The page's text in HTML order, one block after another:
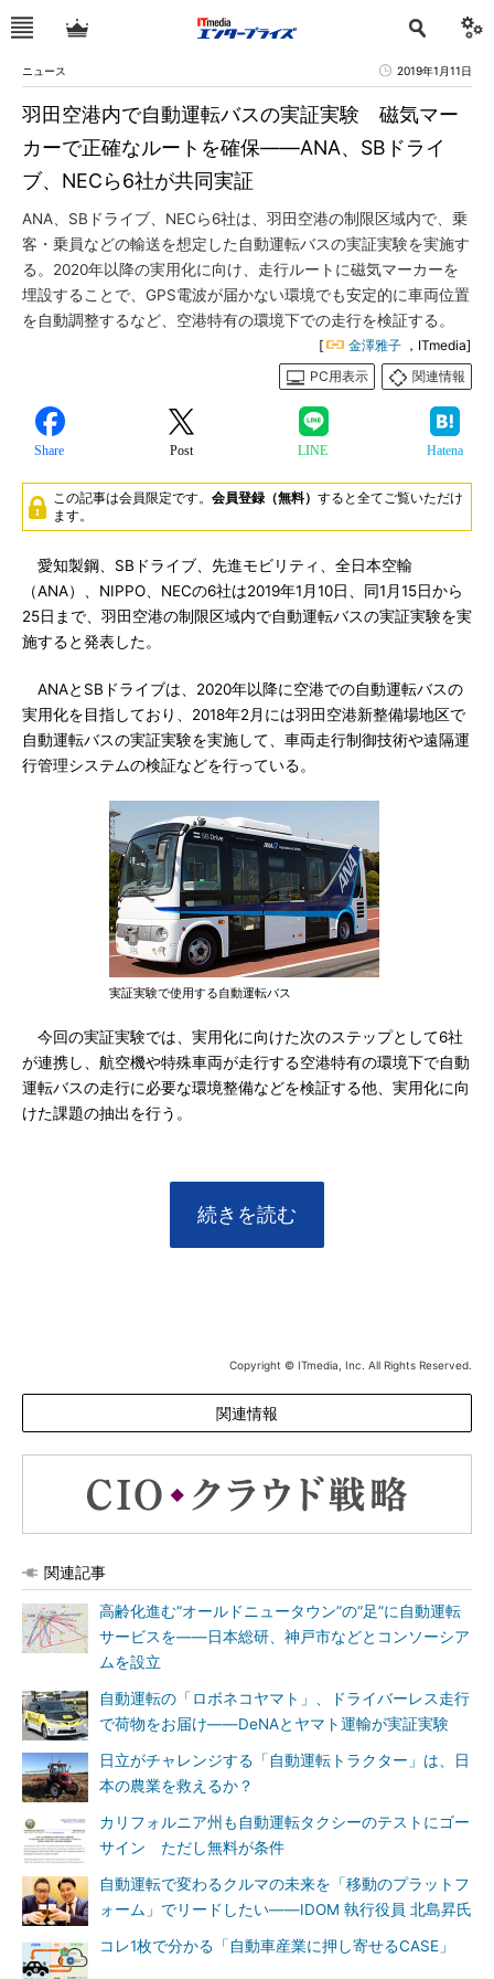
ニュース 2019年1月11日
羽田空港内で自動運転バスの実証実験 磁気マー
カーで正確なルートを確保――ANA、SBドライ
ブ、NECら6社が共同実証
ANA、SBドライブ、NECら6社は、羽田空港の制限区域内で、乗
客・乗員などの輸送を想定した自動運転バスの実証実験を実施す
る。2020年以降の実用化に向け、走行ルートに磁気マーカーを
埋設することで、GPS電波が届かない環境でも安定的に車両位置
を自動調整するなど、空港特有の環境下での走行を検証する。
[ 金澤雅子 ，ITmedia]
PC用表示
関連情報
Share Post LINE Hatena
この記事は会員限定です。 会員登録（無料） すると全てご覧いただけ
ます。
愛知製鋼、SBドライブ、先進モビリティ、全日本空輸
（ANA）、NIPPO、NECの6社は2019年1月10日、同1月15日から
25日まで、羽田空港の制限区域内で自動運転バスの実証実験を実
施すると発表した。
ANAとSBドライブは、2020年以降に空港での自動運転バスの
実用化を目指しており、2018年2月には羽田空港新整備場地区で
自動運転バスの実証実験を実施して、車両走行制御技術や遠隔運
行管理システムの検証などを行っている。
実証実験で使用する自動運転バス
今回の実証実験では、実用化に向けた次のステップとして6社
が連携し、航空機や特殊車両が走行する空港特有の環境下で自動
運転バスの走行に必要な環境整備などを検証する他、実用化に向
けた課題の抽出を行う。
続きを読む
Copyright © ITmedia, Inc. All Rights Reserved.
関連情報
関連記事
高齢化進む“オールドニュータウン”の“足”に自動運転
サービスを――日本総研、神戸市などとコンソーシア
ムを設立
自動運転の「ロボネコヤマト」、ドライバーレス走行
で荷物をお届け――DeNAとヤマト運輸が実証実験
日立がチャレンジする「自動運転トラクター」は、日
本の農業を救えるか？
カリフォルニア州も自動運転タクシーのテストにゴー
サイン ただし無料が条件
自動運転で変わるクルマの未来を「移動のプラットフ
ォーム」でリードしたい――IDOM 執行役員 北島昇氏
コレ1枚で分かる「自動車産業に押し寄せるCASE」